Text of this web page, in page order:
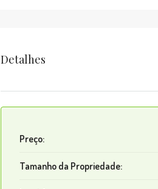
Detalhes
Preço:
Tamanho da Propriedade: